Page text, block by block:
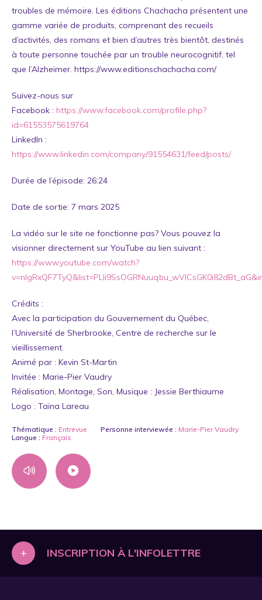
troubles de mémoire. Les éditions Chachacha présentent une
gamme variée de produits, comprenant des recueils
d’activités, des romans et bien d’autres très bientôt, destinés
à toute personne touchée par un trouble neurocognitif, tel
que l’Alzheimer. https://www.editionschachacha.com/
Suivez-nous sur
Facebook : https://www.facebook.com/profile.php?
id=61553575619764
LinkedIn :
https://www.linkedin.com/company/91554631/feed/posts/
Durée de l’épisode: 26:24
Date de sortie: 7 mars 2025
La vidéo sur le site ne fonctionne pas? Vous pouvez la
visionner directement sur YouTube au lien suivant :
https://www.youtube.com/watch?
Crédits :
Avec la participation du Gouvernement du Québec,
l’Université de Sherbrooke, Centre de recherche sur le
vieillissement.
Animé par : Kevin St-Martin
Invitée : Marie-Pier Vaudry
Réalisation, Montage, Son, Musique : Jessie Berthiaume
Logo : Taïna Lareau
Thématique : Entrevue Personne interviewée : Marie-Pier Vaudry
Langue : Français
+ INSCRIPTION À L'INFOLETTRE